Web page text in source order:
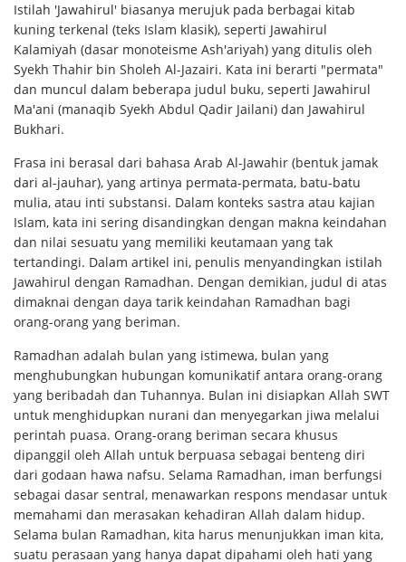
Istilah 'Jawahirul' biasanya merujuk pada berbagai kitab
kuning terkenal (teks Islam klasik), seperti Jawahirul
Kalamiyah (dasar monoteisme Ash'ariyah) yang ditulis oleh
Syekh Thahir bin Sholeh Al-Jazairi. Kata ini berarti "permata"
dan muncul dalam beberapa judul buku, seperti Jawahirul
Ma'ani (manaqib Syekh Abdul Qadir Jailani) dan Jawahirul
Bukhari.
Frasa ini berasal dari bahasa Arab Al-Jawahir (bentuk jamak
dari al-jauhar), yang artinya permata-permata, batu-batu
mulia, atau inti substansi. Dalam konteks sastra atau kajian
Islam, kata ini sering disandingkan dengan makna keindahan
dan nilai sesuatu yang memiliki keutamaan yang tak
tertandingi. Dalam artikel ini, penulis menyandingkan istilah
Jawahirul dengan Ramadhan. Dengan demikian, judul di atas
dimaknai dengan daya tarik keindahan Ramadhan bagi
orang-orang yang beriman.
Ramadhan adalah bulan yang istimewa, bulan yang
menghubungkan hubungan komunikatif antara orang-orang
yang beribadah dan Tuhannya. Bulan ini disiapkan Allah SWT
untuk menghidupkan nurani dan menyegarkan jiwa melalui
perintah puasa. Orang-orang beriman secara khusus
dipanggil oleh Allah untuk berpuasa sebagai benteng diri
dari godaan hawa nafsu. Selama Ramadhan, iman berfungsi
sebagai dasar sentral, menawarkan respons mendasar untuk
memahami dan merasakan kehadiran Allah dalam hidup.
Selama bulan Ramadhan, kita harus menunjukkan iman kita,
suatu perasaan yang hanya dapat dipahami oleh hati yang